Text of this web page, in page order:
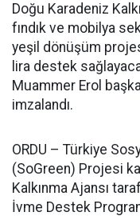
Doğu Karadeniz
fındık ve mobilya
yeşil dönüşüm
lira destek
Muammer Erol
imzalandı.
ORDU – Türkiye
(SoGreen) Projesi
Kalkınma Ajansı
İvme Destek